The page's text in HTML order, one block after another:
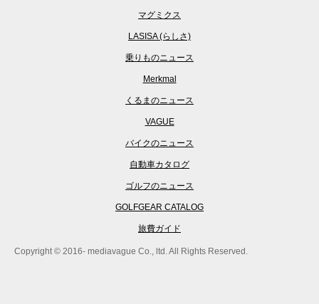
マグミクス
LASISA (らしさ)
乗りものニュース
Merkmal
くるまのニュース
VAGUE
バイクのニュース
自動車カタログ
ゴルフのニュース
GOLFGEAR CATALOG
旅費ガイド
Copyright © 2016- mediavague Co., ltd. All Rights Reserved.